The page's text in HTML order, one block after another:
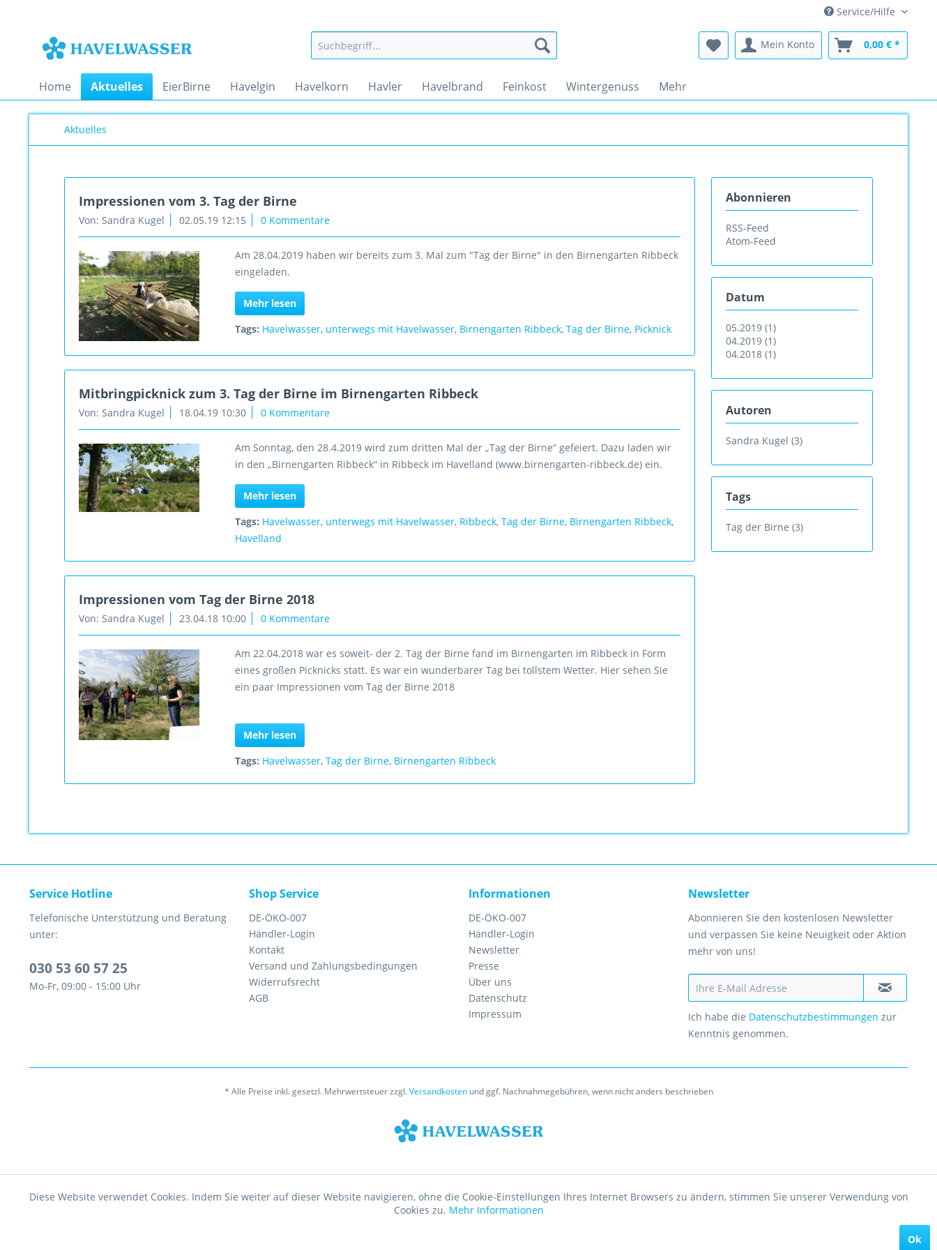
Service/Hilfe
Mein Konto 0,00 € *
Home Aktuelles EierBirne Havelgin Havelkorn Havler Havelbrand Feinkost Wintergenuss Mehr
Aktuelles
Abonnieren
RSS-Feed
Atom-Feed
Datum
05.2019 (1)
04.2019 (1)
04.2018 (1)
Autoren
Sandra Kugel (3)
Tags
Tag der Birne (3)
Impressionen vom 3. Tag der Birne
Von: Sandra Kugel 02.05.19 12:15 0 Kommentare
Am 28.04.2019 haben wir bereits zum 3. Mal zum "Tag der Birne" in den Birnengarten Ribbeck
eingeladen.
Mehr lesen
Tags: Havelwasser, unterwegs mit Havelwasser, Birnengarten Ribbeck,Tag der Birne, Picknick
Mitbringpicknick zum 3. Tag der Birne im Birnengarten Ribbeck
Von: Sandra Kugel 18.04.19 10:30 0 Kommentare
Am Sonntag, den 28.4.2019 wird zum dritten Mal der „Tag der Birne“ gefeiert. Dazu laden wir
in den „Birnengarten Ribbeck“ in Ribbeck im Havelland (www.birnengarten-ribbeck.de) ein.
Mehr lesen
Tags: Havelwasser, unterwegs mit Havelwasser, Ribbeck,Tag der Birne, Birnengarten Ribbeck,
Havelland
Impressionen vom Tag der Birne 2018
Von: Sandra Kugel 23.04.18 10:00 0 Kommentare
Am 22.04.2018 war es soweit- der 2. Tag der Birne fand im Birnengarten im Ribbeck in Form
eines großen Picknicks statt. Es war ein wunderbarer Tag bei tollstem Wetter. Hier sehen Sie
ein paar Impressionen vom Tag der Birne 2018
Mehr lesen
Tags: Havelwasser,Tag der Birne, Birnengarten Ribbeck
Service Hotline
Telefonische Unterstützung und Beratung
unter:
030 53 60 57 25
Mo-Fr, 09:00 - 15:00 Uhr
Shop Service
DE-ÖKO-007
Händler-Login
Kontakt
Versand und Zahlungsbedingungen
Widerrufsrecht
AGB
Informationen
DE-ÖKO-007
Händler-Login
Newsletter
Presse
Über uns
Datenschutz
Impressum
Newsletter
Abonnieren Sie den kostenlosen Newsletter
und verpassen Sie keine Neuigkeit oder Aktion
mehr von uns!
Ich habe die Datenschutzbestimmungen zur
Kenntnis genommen.
* Alle Preise inkl. gesetzl. Mehrwertsteuer zzgl.Versandkostenund ggf. Nachnahmegebühren, wenn nicht anders beschrieben
Diese Website verwendet Cookies. Indem Sie weiter auf dieser Website navigieren, ohne die Cookie-Einstellungen Ihres Internet Browsers zu ändern, stimmen Sie unserer Verwendung von
Cookies zu. Mehr Informationen
Ok